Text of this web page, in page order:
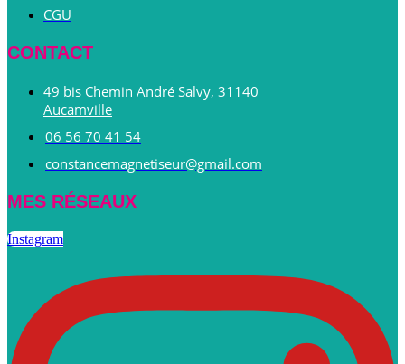
CGU
CONTACT
49 bis Chemin André Salvy, 31140
Aucamville
06 56 70 41 54
constancemagnetiseur@gmail.com
MES RÉSEAUX
Instagram